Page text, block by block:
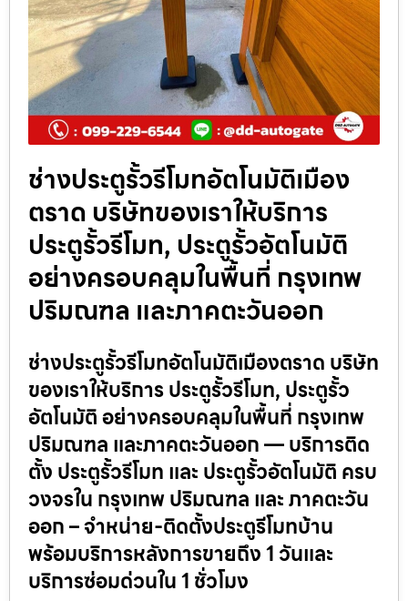
ช่างประตูรั้วรีโมทอัตโนมัติเมือง
ตราด บริษัทของเราให้บริการ
ประตูรั้วรีโมท, ประตูรั้วอัตโนมัติ
อย่างครอบคลุมในพื้นที่ กรุงเทพ
ปริมณฑล และภาคตะวันออก
ช่างประตูรั้วรีโมทอัตโนมัติเมืองตราด บริษัท
ของเราให้บริการ ประตูรั้วรีโมท, ประตูรั้ว
อัตโนมัติ อย่างครอบคลุมในพื้นที่ กรุงเทพ
ปริมณฑล และภาคตะวันออก — บริการติด
ตั้ง ประตูรั้วรีโมท และ ประตูรั้วอัตโนมัติ ครบ
วงจรใน กรุงเทพ ปริมณฑล และ ภาคตะวัน
ออก – จำหน่าย-ติดตั้งประตูรีโมทบ้าน
พร้อมบริการหลังการขายถึง 1 วันและ
บริการซ่อมด่วนใน 1 ชั่วโมง